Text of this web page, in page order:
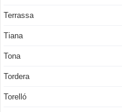
Terrassa
Tiana
Tona
Tordera
Torelló